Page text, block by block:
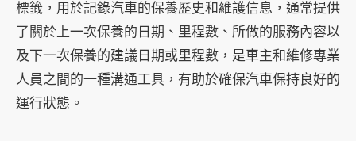
標籤，用於記錄汽車的保養歷史和維護信息，通常提供
了關於上一次保養的日期、里程數、所做的服務內容以
及下一次保養的建議日期或里程數，是車主和維修專業
人員之間的一種溝通工具，有助於確保汽車保持良好的
運行狀態。